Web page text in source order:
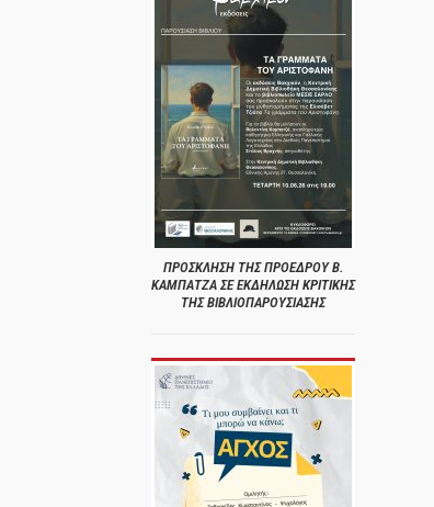
ΠΡΟΣΚΛΗΣΗ ΤΗΣ ΠΡΟΕΔΡΟΥ Β.
ΚΑΜΠΑΤΖΑ ΣΕ ΕΚΔΗΛΩΣΗ ΚΡΙΤΙΚΗΣ
ΤΗΣ ΒΙΒΛΙΟΠΑΡΟΥΣΙΑΣΗΣ